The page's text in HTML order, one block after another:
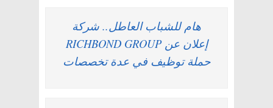
هام للشباب العاطل.. شركة
RICHBOND GROUP إعلان عن
حملة توظيف في عدة تخصصات